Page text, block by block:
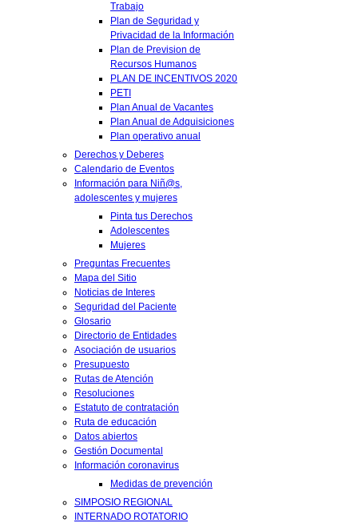
Trabajo
Plan de Seguridad y
Privacidad de la Información
Plan de Prevision de
Recursos Humanos
PLAN DE INCENTIVOS 2020
PETI
Plan Anual de Vacantes
Plan Anual de Adquisiciones
Plan operativo anual
Derechos y Deberes
Calendario de Eventos
Información para Niñ@s,
adolescentes y mujeres
Pinta tus Derechos
Adolescentes
Mujeres
Preguntas Frecuentes
Mapa del Sitio
Noticias de Interes
Seguridad del Paciente
Glosario
Directorio de Entidades
Asociación de usuarios
Presupuesto
Rutas de Atención
Resoluciones
Estatuto de contratación
Ruta de educación
Datos abiertos
Gestión Documental
Información coronavirus
Medidas de prevención
SIMPOSIO REGIONAL
INTERNADO ROTATORIO